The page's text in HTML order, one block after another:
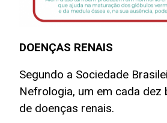
DOENÇAS RENAIS
Segundo a Sociedade
Nefrologia, um em cada
de doenças renais.